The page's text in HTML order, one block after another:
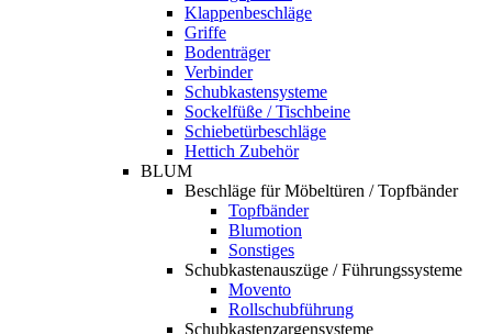
Klappenbeschläge
Griffe
Bodenträger
Verbinder
Schubkastensysteme
Sockelfüße / Tischbeine
Schiebetürbeschläge
Hettich Zubehör
BLUM
Beschläge für Möbeltüren / Topfbänder
Topfbänder
Blumotion
Sonstiges
Schubkastenauszüge / Führungssysteme
Movento
Rollschubführung
Schubkastenzargensysteme